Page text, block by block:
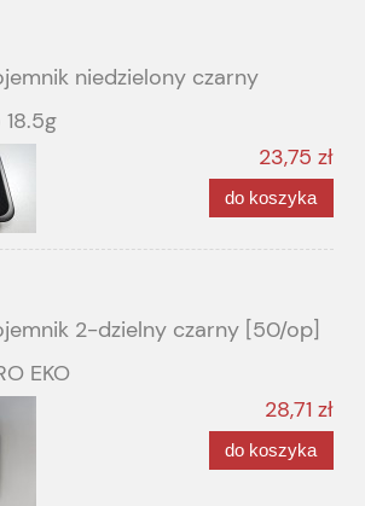
niedzielony czarny
23,75 zł
do koszyka
2-dzielny czarny [50/op]
EKO
28,71 zł
do koszyka